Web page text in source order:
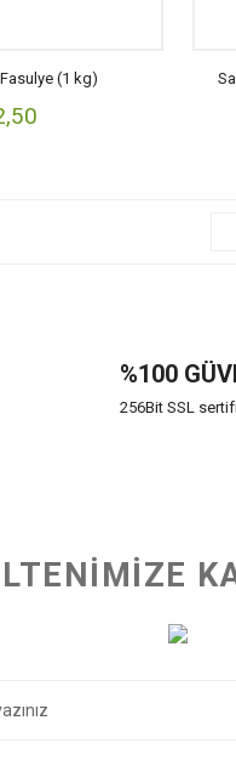
(1 kg)
%100
256Bit SSL